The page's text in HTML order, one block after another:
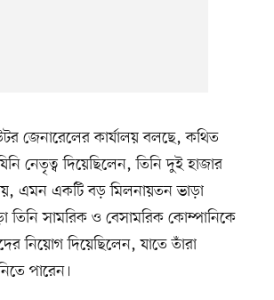
জেনারেলের কার্যালয় বলছে, কথিত
নেতৃত্ব দিয়েছিলেন, তিনি দুই হাজার
এমন একটি বড় মিলনায়তন ভাড়া
তিনি সামরিক ও বেসামরিক কোম্পানিকে
নিয়োগ দিয়েছিলেন, যাতে তাঁরা
পারেন।